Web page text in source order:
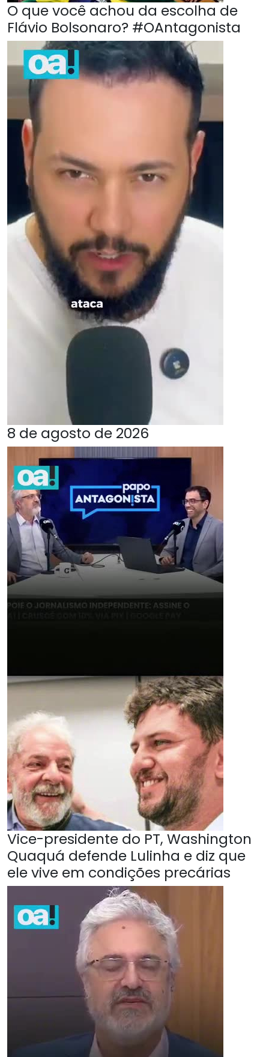
O que você achou da escolha de
Flávio Bolsonaro? #OAntagonista
8 de agosto de 2026
Vice-presidente do PT, Washington
Quaquá defende Lulinha e diz que
ele vive em condições precárias